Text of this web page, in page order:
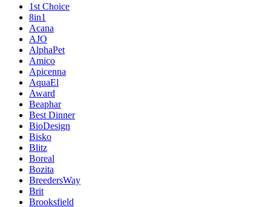
1st Choice
8in1
Acana
AJO
AlphaPet
Amico
Apicenna
AquaEl
Award
Beaphar
Best Dinner
BioDesign
Bisko
Blitz
Boreal
Bozita
BreedersWay
Brit
Brooksfield